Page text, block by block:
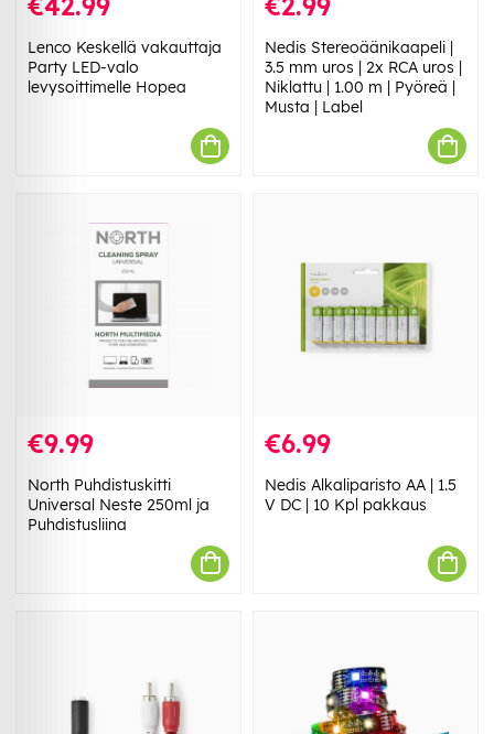
€42.99
Lenco Keskellä vakauttaja
Party LED-valo
levysoittimelle Hopea
€2.99
Nedis Stereoäänikaapeli |
3.5 mm uros | 2x RCA uros |
Niklattu | 1.00 m | Pyöreä |
Musta | Label
€9.99
North Puhdistuskitti
Universal Neste 250ml ja
Puhdistusliina
€6.99
Nedis Alkaliparisto AA | 1.5
V DC | 10 Kpl pakkaus